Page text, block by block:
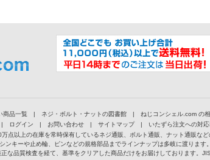
商品一覧 | ネジ・ボルト・ナットの図書館 | ねじコンシェル.com の
| ログイン | お問い合わせ | サイトマップ |
いたずら注文への対
点以上の在庫を常時保有しているネジ通販、ボルト通販、ナット通販な
ンキーや止め輪、ピンなどの規格部品までラインナップは多岐に渡りま
な品質検査を経て、基準をクリアした商品だけをお届けしております。